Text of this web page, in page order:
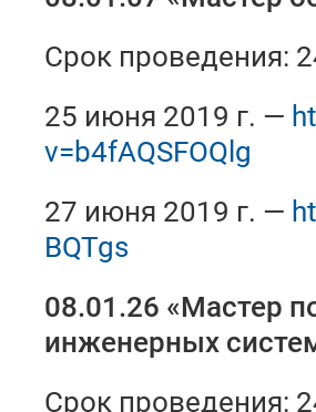
Срок проведения:
25 июня 2019 г. —
v=b4fAQSFOQlg
27 июня 2019 г. —
BQTgs
08.01.26 «Мастер
инженерных
Срок проведения: